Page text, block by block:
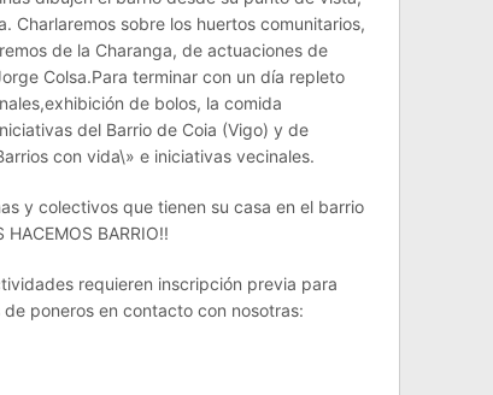
Charlaremos sobre los huertos comunitarios,
de la Charanga, de actuaciones de
Colsa.Para terminar con un día repleto
de bolos, la comida
del Barrio de Coia (Vigo) y de
con vida\» e iniciativas vecinales.
y colectivos que tienen su casa en el barrio
BARRIO!!
requieren inscripción previa para
poneros en contacto con nosotras: